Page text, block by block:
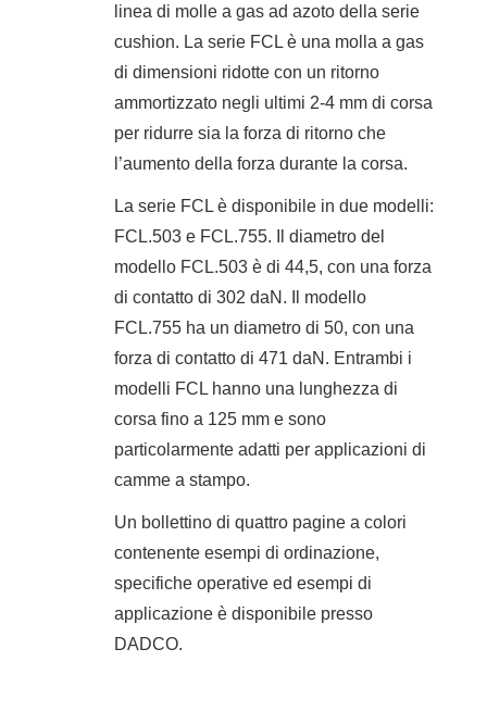
linea di molle a gas ad azoto della serie
cushion. La serie FCL è una molla a gas
di dimensioni ridotte con un ritorno
ammortizzato negli ultimi 2-4 mm di corsa
per ridurre sia la forza di ritorno che
l’aumento della forza durante la corsa.
La serie FCL è disponibile in due modelli:
FCL.503 e FCL.755. Il diametro del
modello FCL.503 è di 44,5, con una forza
di contatto di 302 daN. Il modello
FCL.755 ha un diametro di 50, con una
forza di contatto di 471 daN. Entrambi i
modelli FCL hanno una lunghezza di
corsa fino a 125 mm e sono
particolarmente adatti per applicazioni di
camme a stampo.
Un bollettino di quattro pagine a colori
contenente esempi di ordinazione,
specifiche operative ed esempi di
applicazione è disponibile presso
DADCO.